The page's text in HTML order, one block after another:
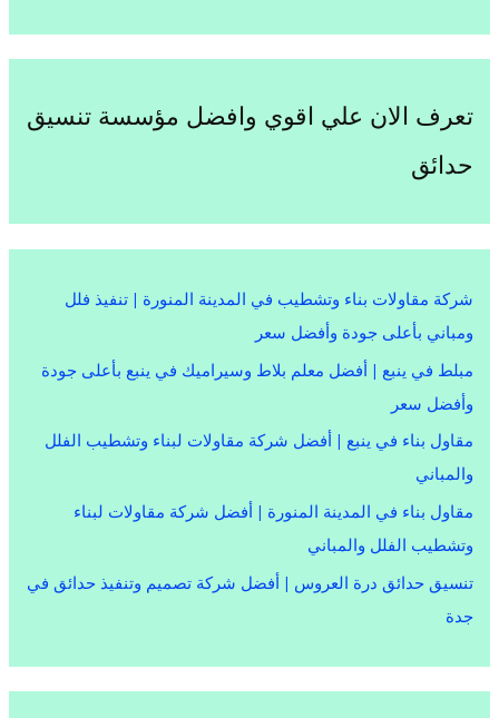
تعرف الان علي اقوي وافضل مؤسسة تنسيق
حدائق
شركة مقاولات بناء وتشطيب في المدينة المنورة | تنفيذ فلل
ومباني بأعلى جودة وأفضل سعر
مبلط في ينبع | أفضل معلم بلاط وسيراميك في ينبع بأعلى جودة
وأفضل سعر
مقاول بناء في ينبع | أفضل شركة مقاولات لبناء وتشطيب الفلل
والمباني
مقاول بناء في المدينة المنورة | أفضل شركة مقاولات لبناء
وتشطيب الفلل والمباني
تنسيق حدائق درة العروس | أفضل شركة تصميم وتنفيذ حدائق في
جدة